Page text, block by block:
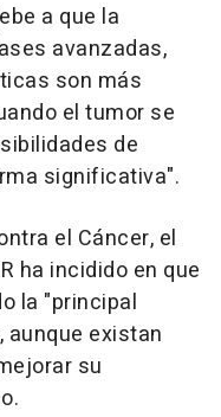
a que la
avanzadas,
son más
el tumor se
de
significativa".
el Cáncer, el
ha incidido en que
la "principal
aunque existan
su